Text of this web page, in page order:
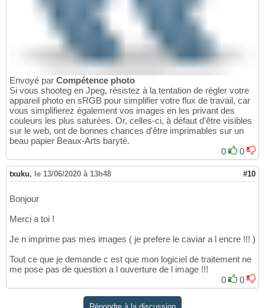
Envoyé par Compétence photo
Si vous shooteg en Jpeg, résistez à la tentation de régler votre
appareil photo en sRGB pour simplifier votre flux de travail, car
vous simplifierez également vos images en les privant des
couleurs les plus saturées. Or, celles-ci, à défaut d'être visibles
sur le web, ont de bonnes chances d'être imprimables sur un
beau papier Beaux-Arts baryté.
0
0
txuku, le 13/06/2020 à 13h48 #10
Bonjour
Merci a toi !
Je n imprime pas mes images ( je prefere le caviar a l encre !!! )
Tout ce que je demande c est que mon logiciel de traitement ne
me pose pas de question a l ouverture de l image !!!
0
0